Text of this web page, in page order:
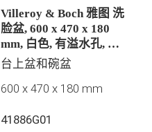
Villeroy & Boch 雅图 洗
脸盆, 600 x 470 x 180
mm, 白色, 有溢水孔, 抛
光
台上盆和碗盆
600 x 470 x 180 mm
41886G01